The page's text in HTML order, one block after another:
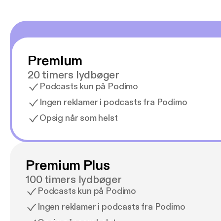
Premium
20 timers lydbøger
Podcasts kun på Podimo
Ingen reklamer i podcasts fra Podimo
Opsig når som helst
Premium Plus
100 timers lydbøger
Podcasts kun på Podimo
Ingen reklamer i podcasts fra Podimo